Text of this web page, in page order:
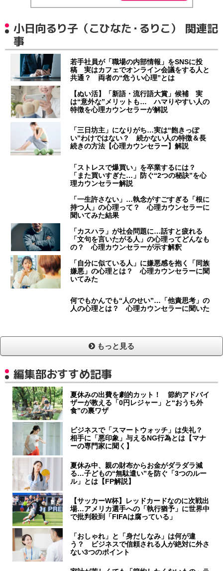
小日向るり子（こひなた・るりこ） 関連記
事
若手社員が「職場の内部情報」をSNSに投
稿 実はカフェでオンライン会議をする人と
共通？ 両者の“危うい心理”とは
【ぬい活】「新語・流行語大賞」候補 実
は“意外な”メリットも… ハマりやすい人の
特徴を心理カウンセラーが解説
「三日坊主」になりがち…実は“飽きっぽ
い”わけではない？ 続かない人の特徴＆長
続きの方法【心理カウンセラー】解説
「ストレスで爆買い」を卒業するには？
「また買いすぎた…」防ぐ“2つの秘訣”を心
理カウンセラー解説
「一生許さない」…執念がすごすぎる「根に
持つ人」の心理って？ 心理カウンセラーに
聞いてみた結果
「カスハラ」が社会問題に…話すと疲れる
「文句を言いたがる人」の心理ってどんなも
の？ 心理カウンセラーが示す解釈
「自分に似ている人」に嫌悪感を抱く「同族
嫌悪」の心理とは？ 心理カウンセラーに聞
いてみた
何でもかんでも“人のせい”…「他責思考」の
人の心理とは？ 心理カウンセラーに聞いた
もっと見る
編集部おすすめ記事
夏休みの出費を劇的カット！ 節約アドバイ
ザーが教える「0円レジャー」と“おうち外
食”の裏ワザ
ビジネスで「スマートウォッチ」は失礼？
相手に「悪印象」与えるNG行為とは【マナ
ーの専門家に聞く】
夏休み中、親の財布からお金がダラダラ減
る…子どもの“無駄遣い”を防ぐ「3つのルー
ル」とは【FP解説】
【サッカーW杯】レッドカードなのに次戦出
場…アメリカ選手への「執行猶予」に世界中
で批判殺到「FIFAは腐っている」
「おしゃれ」と「身だしなみ」は何が違
う？ ビジネスで信頼される人が絶対に外さ
ない3つのポイント